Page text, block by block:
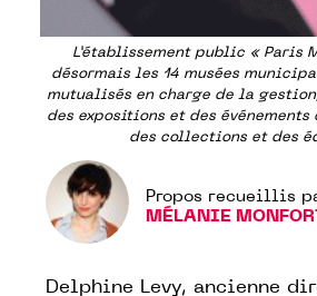
L’établissement public « Paris
désormais les 14 musées
mutualisés en charge de la
des expositions et des
des collections et des
Propos recueillis
MÉLANIE
Delphine Levy, ancienne